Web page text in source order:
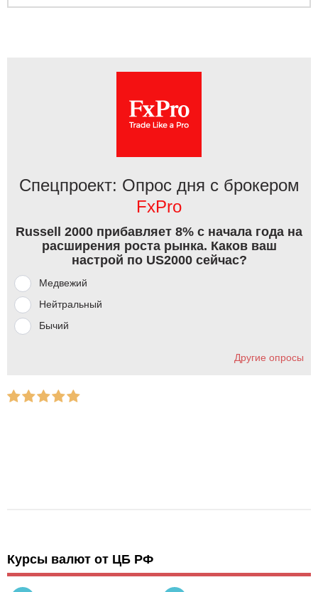
Спецпроект: Опрос дня с брокером
FxPro
Russell 2000 прибавляет 8% с начала года на
расширения роста рынка. Каков ваш
настрой по US2000 сейчас?
Медвежий
Нейтральный
Бычий
Другие опросы
Курсы валют от ЦБ РФ